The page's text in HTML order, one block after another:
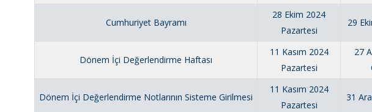
Cumhuriyet Bayramı
28 Ekim 2024
Pazartesi
29
Dönem İçi Değerlendirme Haftası
11 Kasım 2024
Pazartesi
27
Dönem İçi Değerlendirme Notlarının Sisteme Girilmesi
11 Kasım 2024
Pazartesi
31